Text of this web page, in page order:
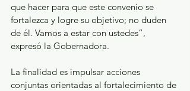
que hacer para que este convenio se
fortalezca y logre su objetivo; no duden
de él. Vamos a estar con ustedes”,
expresó la Gobernadora.
La finalidad es impulsar acciones
conjuntas orientadas al fortalecimiento de